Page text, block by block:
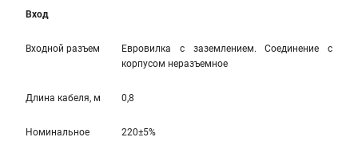
Вход
Входной разъем
Евровилка с заземлением. Соединение с
корпусом неразъемное
Длина кабеля, м 0,8
Номинальное
220±5%